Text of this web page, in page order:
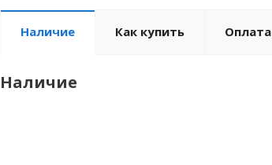
Наличие Как купить Оплата
Наличие